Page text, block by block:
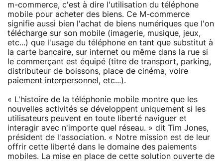
m-commerce, c'est à dire l'utilisation du téléphone
mobile pour acheter des biens. Ce M-commerce
signifie aussi bien l'achat de biens numériques que l'on
télécharge sur son mobile (imagerie, musique, jeux,
etc...) que l'usage du téléphone en tant que substitut à
la carte bancaire, sur internet ou même dans la rue si
le commerçant est équipé (titre de transport, parking,
distributeur de boissons, place de cinéma, voire
paiement interpersonnel, etc...).
« L'histoire de la téléphonie mobile montre que les
nouvelles activités se développent uniquement si les
utilisateurs peuvent en toute liberté naviguer et
interagir avec n'importe quel réseau. » dit Tim Jones,
président de l'association. « Notre mission est de leur
offrir cette liberté dans le domaine des paiements
mobiles. La mise en place de cette solution ouverte de